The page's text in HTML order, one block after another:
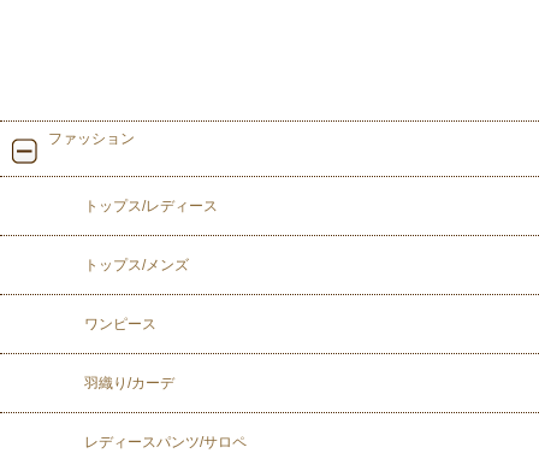
ファッション
トップス/レディース
トップス/メンズ
ワンピース
羽織り/カーデ
レディースパンツ/サロペ